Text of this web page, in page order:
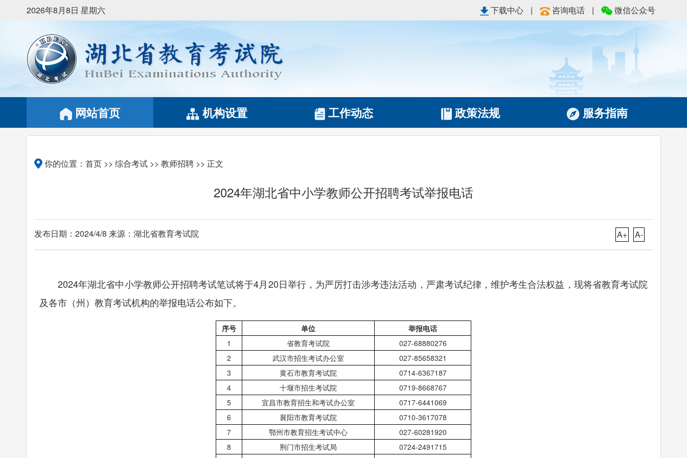
2026年8月8日 星期六 下载中心 | 咨询电话 | 微信公众号
网站首页 机构设置 工作动态 政策法规 服务指南
你的位置： 首页 >> 综合考试 >> 教师招聘 >> 正文
2024年湖北省中小学教师公开招聘考试举报电话
发布日期：2024/4/8 来源：湖北省教育考试院 A+ A-
2024年湖北省中小学教师公开招聘考试笔试将于4月20日举行，为严厉打击涉考违法活动，严肃考试纪律，维护考生合法权益，现将省教育考试院
及各市（州）教育考试机构的举报电话公布如下。
序号 单位
举报电话
1
省教育考试院
027-68880276
2
武汉市招生考试办公室
027-85658321
3
黄石市教育考试院
0714-6367187
4
十堰市招生考试院
0719-8668767
5
宜昌市教育招生和考试办公室
0717-6441069
6
襄阳市教育考试院
0710-3617078
7
鄂州市教育招生考试中心
027-60281920
8
荆门市招生考试局
0724-2491715